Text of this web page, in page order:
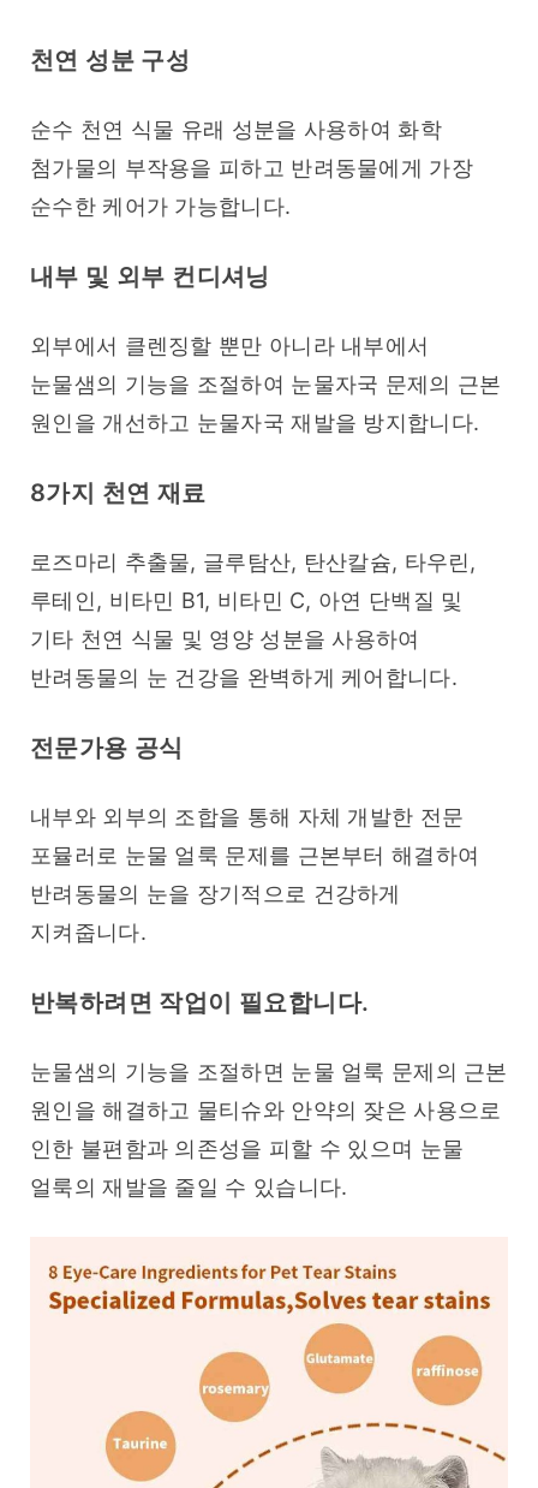
천연 성분 구성
순수 천연 식물 유래 성분을 사용하여 화학
첨가물의 부작용을 피하고 반려동물에게 가장
순수한 케어가 가능합니다.
내부 및 외부 컨디셔닝
외부에서 클렌징할 뿐만 아니라 내부에서
눈물샘의 기능을 조절하여 눈물자국 문제의 근본
원인을 개선하고 눈물자국 재발을 방지합니다.
8가지 천연 재료
로즈마리 추출물, 글루탐산, 탄산칼슘, 타우린,
루테인, 비타민 B1, 비타민 C, 아연 단백질 및
기타 천연 식물 및 영양 성분을 사용하여
반려동물의 눈 건강을 완벽하게 케어합니다.
전문가용 공식
내부와 외부의 조합을 통해 자체 개발한 전문
포뮬러로 눈물 얼룩 문제를 근본부터 해결하여
반려동물의 눈을 장기적으로 건강하게
지켜줍니다.
반복하려면 작업이 필요합니다.
눈물샘의 기능을 조절하면 눈물 얼룩 문제의 근본
원인을 해결하고 물티슈와 안약의 잦은 사용으로
인한 불편함과 의존성을 피할 수 있으며 눈물
얼룩의 재발을 줄일 수 있습니다.